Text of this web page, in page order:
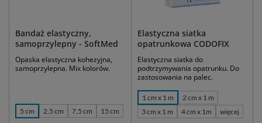
Bandaż elastyczny,
samoprzylepny - SoftMed
Opaska elastyczna kohezyjna,
samoprzylepna. Mix kolorów.
5 cm 2,5 cm 7,5 cm 15 cm
Elastyczna siatka
opatrunkowa CODOFIX
Elastyczna siatka do
podtrzymywania opatrunku. Do
zastosowania na palec.
1 cm x 1 m
2 cm x 1 m
3 cm x 1 m
4 cm x 1m więcej